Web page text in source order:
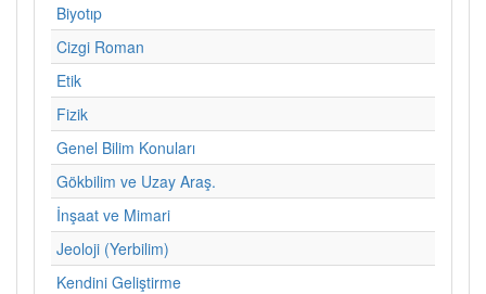
Biyotıp
Cizgi Roman
Etik
Fizik
Genel Bilim Konuları
Gökbilim ve Uzay Araş.
İnşaat ve Mimari
Jeoloji (Yerbilim)
Kendini Geliştirme